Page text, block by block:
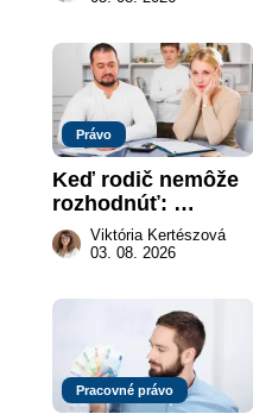
Právo
Keď rodič nemôže
rozhodnúť:
nahradenie prejavu
vôle súdom v
Viktória Kertészová
03. 08. 2026
Pracovné právo